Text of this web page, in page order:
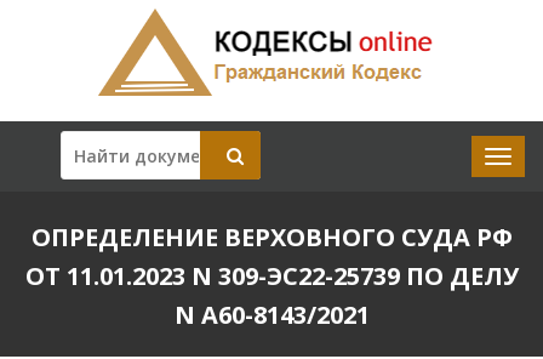
ОПРЕДЕЛЕНИЕ ВЕРХОВНОГО СУДА РФ
ОТ 11.01.2023 N 309-ЭС22-25739 ПО ДЕЛУ
N А60-8143/2021